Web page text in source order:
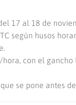
17 al 18 de
según husos
hora, con el
se pone antes